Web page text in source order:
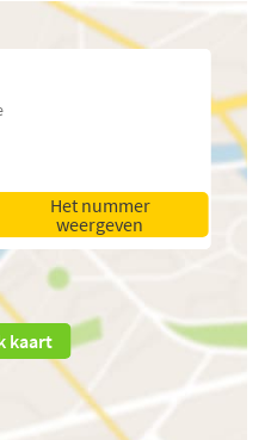
Het nummer
weergeven
kaart